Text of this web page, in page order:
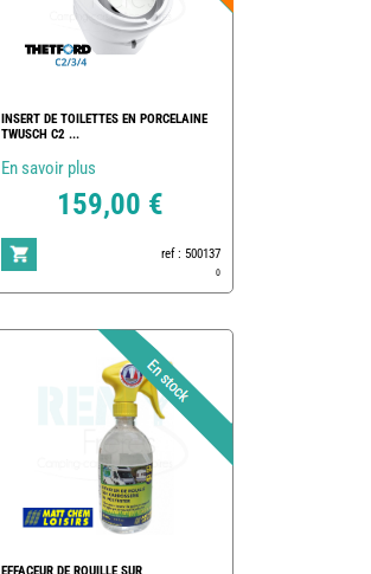
INSERT DE TOILETTES EN PORCELAINE
TWUSCH C2 ...
En savoir plus
159,00 €
ref : 500137
0
EFFACEUR DE ROUILLE SUR